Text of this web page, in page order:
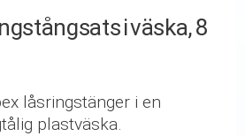
i väska, 8
låsringstänger i en
plastväska.